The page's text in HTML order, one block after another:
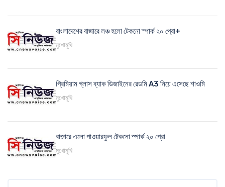
বাংলাদেশের বাজারে লঞ্চ হলো টেকনো স্পার্ক ২০ প্রো+
মুখোমুখি
প্রিমিয়াম গ্লাস ব্যাক ডিজাইনের রেডমি A3 নিয়ে এসেছে শাওমি
মুখোমুখি
বাজারে এলো পাওয়ারফুল টেকনো স্পার্ক ২০ প্রো
মুখোমুখি